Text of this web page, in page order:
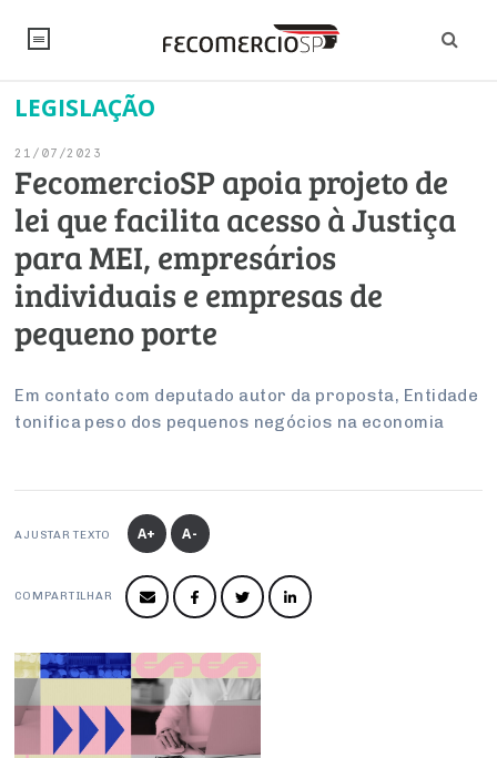
NOTÍCIAS
Artigos
Institucional
Debates Fecomercio-SP
PROJETOS ESPECIAIS:
UM BRASIL
Economia
Pesquisas
Brasil
Internacional
Modernização do Estado
Economia Digital
Legislação
Trabalho
Arbitragem e Mediação
Negócios
Atacado
Afixação de preços e fiscalização
Sustentabilidade
PROJETOS ESPECIAIS:
Logística Reversa
PESQUISAS
FALE CONOSCO
INSTITUCIONAL
Imprensa
SENAC
Licitações
Prêmio de Sustentabilidade
CONSELHOS
Conselho de Assuntos Tributários
Conselho de Economia Empresarial e Política
Conselho do Comércio Atacadista
Conselho de Serviços
Produtos e Serviços
Advocacy
LEGISLAÇÃO
21/07/2023
FecomercioSP apoia projeto de
lei que facilita acesso à Justiça
para MEI, empresários
individuais e empresas de
pequeno porte
Em contato com deputado autor da proposta, Entidade
tonifica peso dos pequenos negócios na economia
AJUSTAR TEXTO A+ A-
COMPARTILHAR